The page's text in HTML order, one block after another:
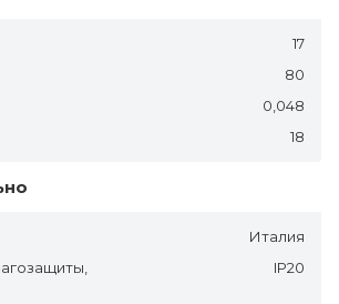
17
80
0,048
18
Италия
IP20